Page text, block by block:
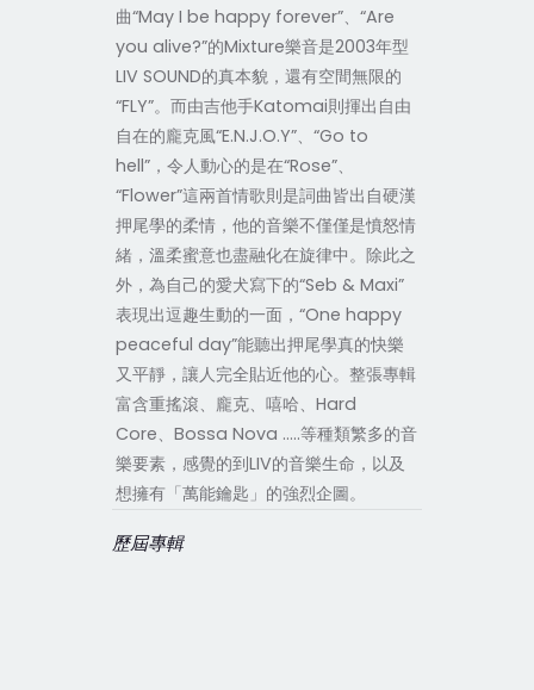
曲“May I be happy forever”、“Are
you alive?”的Mixture樂音是2003年型
LIV SOUND的真本貌，還有空間無限的
“FLY”。而由吉他手Katomai則揮出自由
自在的龐克風“E.N.J.O.Y”、“Go to
hell”，令人動心的是在“Rose”、
“Flower”這兩首情歌則是詞曲皆出自硬漢
押尾學的柔情，他的音樂不僅僅是憤怒情
緒，溫柔蜜意也盡融化在旋律中。除此之
外，為自己的愛犬寫下的“Seb & Maxi”
表現出逗趣生動的一面，“One happy
peaceful day”能聽出押尾學真的快樂
又平靜，讓人完全貼近他的心。整張專輯
富含重搖滾、龐克、嘻哈、Hard
Core、Bossa Nova …..等種類繁多的音
樂要素，感覺的到LIV的音樂生命，以及
想擁有「萬能鑰匙」的強烈企圖。
歷屆專輯